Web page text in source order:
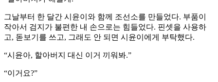
그날부터 한 달간 시윤이와 함께 조선소를 만들었다. 부품이
작아서 검지가 불편한 내 손으로는 힘들었다. 핀셋을 사용하
고, 돋보기를 쓰고, 그래도 안 되면 시윤이에게 부탁했다.
“시윤아, 할아버지 대신 이거 끼워봐.”
“이거요?”